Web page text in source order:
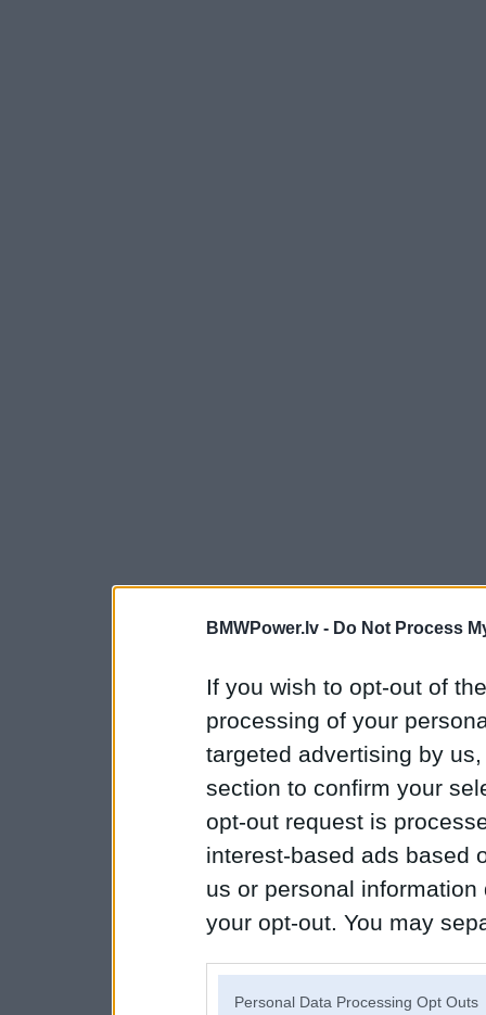
BMWPower.lv - Do Not Process
If you wish to opt-out of
processing of your
targeted advertising by
section to confirm your
opt-out request is
interest-based ads based
us or personal
your opt-out. You may
Personal Data Processing Opt Outs